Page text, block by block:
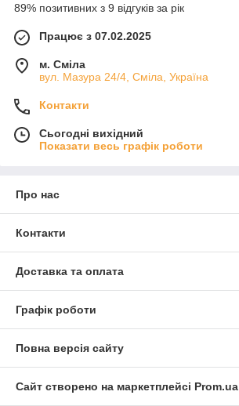
89% позитивних з 9 відгуків за рік
Працює з 07.02.2025
м. Сміла
вул. Мазура 24/4, Сміла, Україна
Контакти
Сьогодні вихідний
Показати весь графік роботи
Про нас
Контакти
Доставка та оплата
Графік роботи
Повна версія сайту
Сайт створено на маркетплейсі Prom.ua